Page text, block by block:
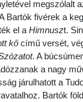
megszólalt
Bartók fivérek a
el aHimnuszt.
kőcímű versét,
. A
a nagy
járulhatott a
Bartók